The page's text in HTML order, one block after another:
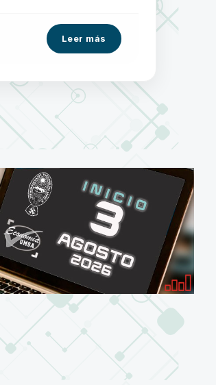
Leer más